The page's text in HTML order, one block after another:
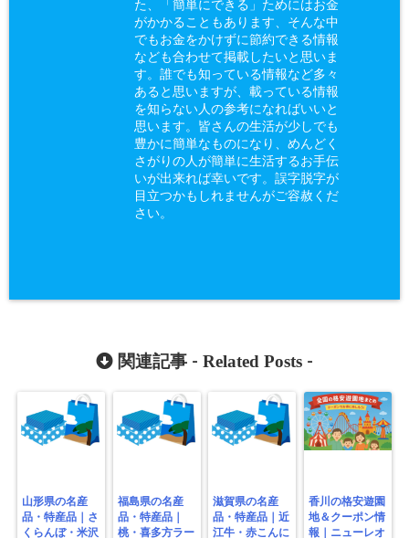
た、「簡単にできる」ためにはお金
がかかることもあります、そんな中
でもお金をかけずに節約できる情報
なども合わせて掲載したいと思いま
す。誰でも知っている情報など多々
あると思いますが、載っている情報
を知らない人の参考になればいいと
思います。皆さんの生活が少しでも
豊かに簡単なものになり、めんどく
さがりの人が簡単に生活するお手伝
いが出来れば幸いです。誤字脱字が
目立つかもしれませんがご容赦くだ
さい。
関連記事 - Related Posts -
山形県の名産
品・特産品｜さ
くらんぼ・米沢
福島県の名産
品・特産品｜
桃・喜多方ラー
滋賀県の名産
品・特産品｜近
江牛・赤こんに
香川の格安遊園
地＆クーポン情
報｜ニューレオ